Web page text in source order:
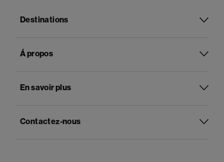
Destinations
Á propos
En savoir plus
Contactez-nous